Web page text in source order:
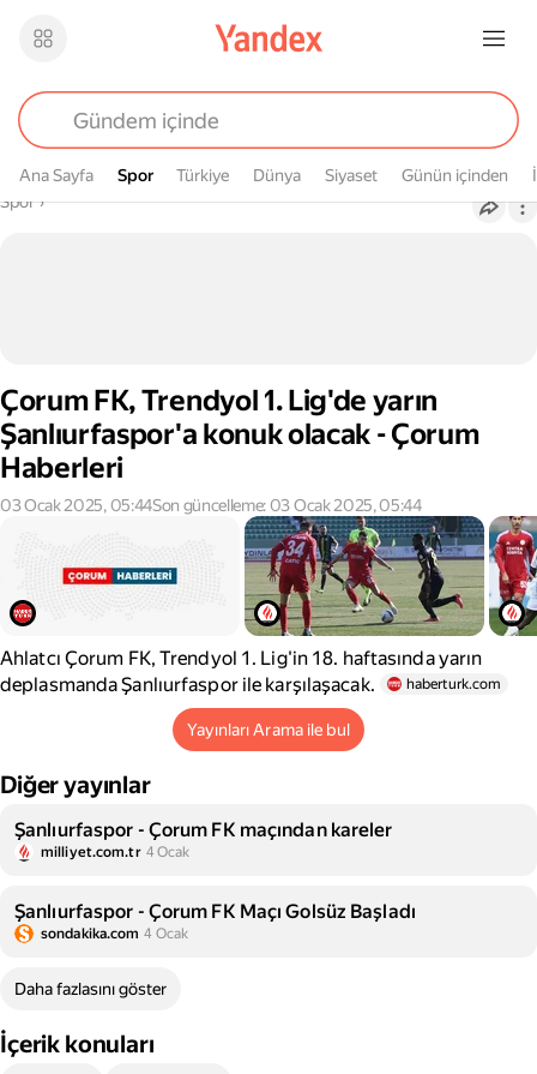
Ana Sayfa Spor
Spor Türkiye Dünya Siyaset Günün içinden
Buradasın
Spor›
Çorum FK, Trendyol 1. Lig'de yarın
Şanlıurfaspor'a konuk olacak - Çorum
Haberleri
03 Ocak 2025, 05:44Son güncelleme: 03 Ocak 2025, 05:44
Ahlatcı Çorum FK, Trendyol 1. Lig'in 18. haftasında yarın
deplasmanda Şanlıurfaspor ile karşılaşacak.
haberturk.com
Yayınları Arama ile bul
Diğer yayınlar
Şanlıurfaspor - Çorum FK maçından kareler
milliyet.com.tr 4 Ocak
Şanlıurfaspor - Çorum FK Maçı Golsüz Başladı
sondakika.com 4 Ocak
Daha fazlasını göster
İçerik konuları